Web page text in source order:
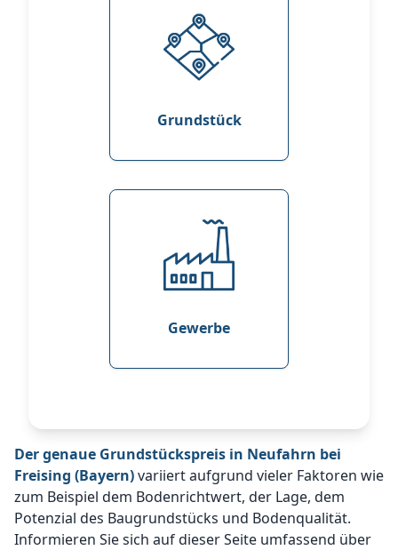
Grundstück
Gewerbe
Der genaue Grundstückspreis in Neufahrn bei
Freising (Bayern)variiert aufgrund vieler Faktoren wie
zum Beispiel dem Bodenrichtwert, der Lage, dem
Potenzial des Baugrundstücks und Bodenqualität.
Informieren Sie sich auf dieser Seite umfassend über